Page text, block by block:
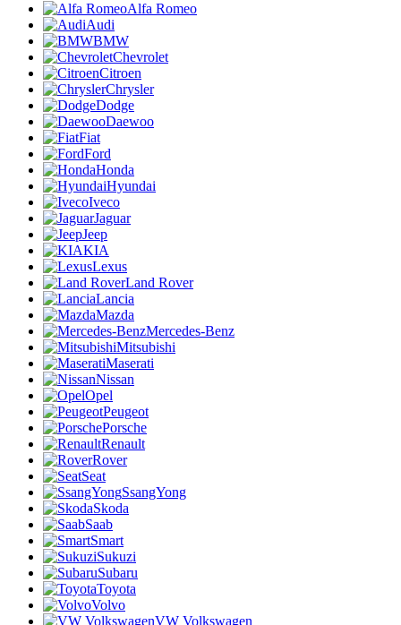
Alfa Romeo
Audi
BMW
Chevrolet
Citroen
Chrysler
Dodge
Daewoo
Fiat
Ford
Honda
Hyundai
Iveco
Jaguar
Jeep
KIA
Lexus
Land Rover
Lancia
Mazda
Mercedes-Benz
Mitsubishi
Maserati
Nissan
Opel
Peugeot
Porsche
Renault
Rover
Seat
SsangYong
Skoda
Saab
Smart
Sukuzi
Subaru
Toyota
Volvo
VW Volkswagen